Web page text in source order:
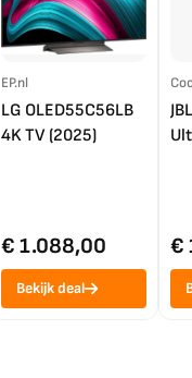
EP.nl
LG OLED55C56LB
4K TV (2025)
€ 1.088,00
Bekijk deal
€